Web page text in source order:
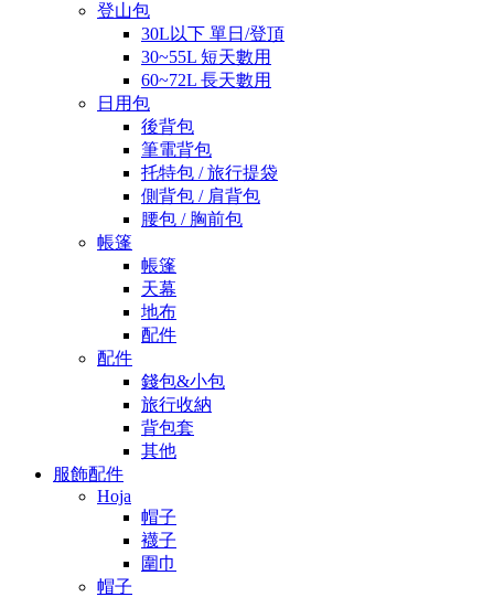
登山包
30L以下 單日/登頂
30~55L 短天數用
60~72L 長天數用
日用包
後背包
筆電背包
托特包 / 旅行提袋
側背包 / 肩背包
腰包 / 胸前包
帳篷
帳篷
天幕
地布
配件
配件
錢包&小包
旅行收納
背包套
其他
服飾配件
Hoja
帽子
襪子
圍巾
帽子